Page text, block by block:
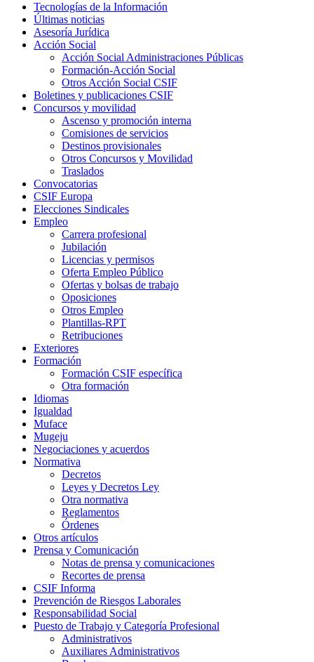
Tecnologías de la Información
Últimas noticias
Asesoría Jurídica
Acción Social
Acción Social Administraciones Públicas
Formación-Acción Social
Otros Acción Social CSIF
Boletines y publicaciones CSIF
Concursos y movilidad
Ascenso y promoción interna
Comisiones de servicios
Destinos provisionales
Otros Concursos y Movilidad
Traslados
Convocatorias
CSIF Europa
Elecciones Sindicales
Empleo
Carrera profesional
Jubilación
Licencias y permisos
Oferta Empleo Público
Ofertas y bolsas de trabajo
Oposiciones
Otros Empleo
Plantillas-RPT
Retribuciones
Exteriores
Formación
Formación CSIF específica
Otra formación
Idiomas
Igualdad
Muface
Mugeju
Negociaciones y acuerdos
Normativa
Decretos
Leyes y Decretos Ley
Otra normativa
Reglamentos
Órdenes
Otros artículos
Prensa y Comunicación
Notas de prensa y comunicaciones
Recortes de prensa
CSIF Informa
Prevención de Riesgos Laborales
Responsabilidad Social
Puesto de Trabajo y Categoría Profesional
Administrativos
Auxiliares Administrativos